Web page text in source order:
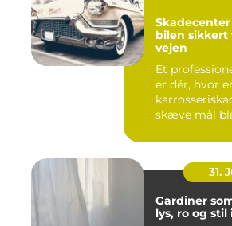
Skadecenter sådan får du
bilen sikkert
vejen
Et
er dér, hvor
skæve mål
31.
Gardiner
lys, ro og